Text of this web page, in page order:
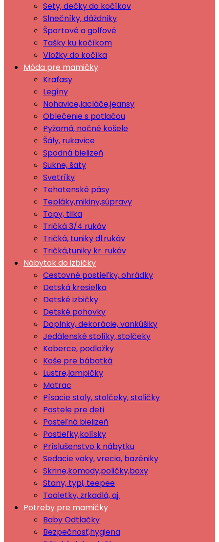
Sety, dečky do kočíkov
Slnečníky, dáždniky
Športové a golfové
Tašky ku kočíkom
Vložky do kočíka
Móda pre mamičky
Kraťasy
Legíny
Nohavice,lacláče,jeansy
Oblečenie s potlačou
Pyžamá, nočné košele
Šály, rukavice
Spodná bielizeň
Sukne, šaty
Svetríky
Tehotenské pásy
Tepláky,mikiny,súpravy
Topy, tilka
Tričká 3/4 rukáv
Tričká, tuniky dl.rukáv
Tričká,tuniky kr. rukáv
Nábytok do izbičky
Cestovné postieľky, ohrádky
Detská kresielka
Detské izbičky
Detské pohovky
Doplnky, dekorácie, vankúšiky
Jedálenské stolíky, stolčeky
Koberce, podložky
Koše pre bábätká
Lustre,lampičky
Matrac
Písacie stoly, stolčeky, stoličky
Postele pre deti
Posteľná bielizeň
Postieľky,kolísky
Príslušenstvo k nábytku
Sedacie vaky, vrecia, bazéniky
Skrine,komody,poličky,boxy
Stany, typi, teepee
Toaletky, zrkadlá, aj.
Potreby pre mamičky
Baby Odtlačky
Bezpečnosť,hygiena